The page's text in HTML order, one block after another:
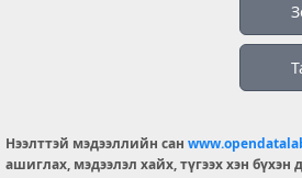
info@opendatalab.mn
Нээлттэй мэдээллийн сан
ашиглах, мэдээлэл хайх, түгээх хэн бүхэн